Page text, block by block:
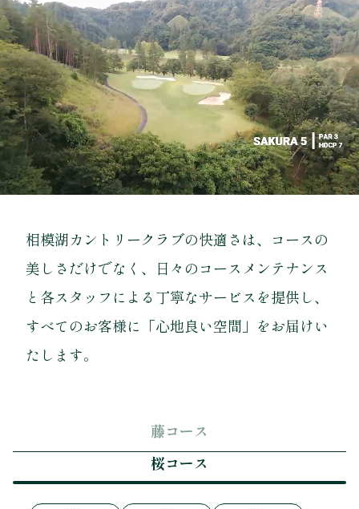
相模湖カントリークラブの快適さは、コースの
美しさだけでなく、日々のコースメンテナンス
と各スタッフによる丁寧なサービスを提供し、
すべてのお客様に「心地良い空間」をお届けい
たします。
藤コース
桜コース